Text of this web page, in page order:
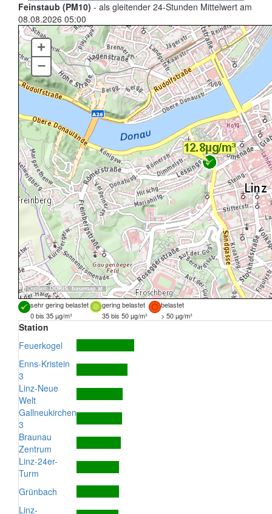
Feinstaub (PM10) - als gleitender 24-Stunden Mittelwert am
08.08.2026 05:00
Quellen:DORIS, basemap.at
+
–
sehr gering belastet gering belastet
belastet
0 bis 35 µg/m³
35 bis 50 µg/m³ > 50 µg/m³
Station
Feuerkogel
Enns-Kristein
3
Linz-Neue
Welt
Gallneukirchen
3
Braunau
Zentrum
Linz-24er-
Turm
Grünbach
Linz-